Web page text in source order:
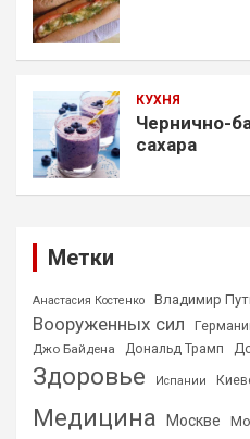
КУХНЯ
Чернично-
сахара
Метки
Анастасия Костенко Владимир
Вооруженных сил
Джо Байдена
Дональд Трамп
Здоровье Испании
Медицина Москве